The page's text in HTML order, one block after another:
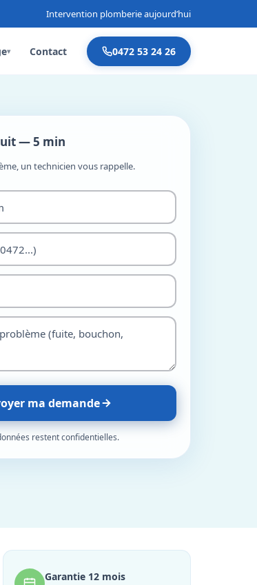
Intervention plomberie aujourd’hui
▾ Contact 0472 53 24 26
— 5 min
un technicien vous rappelle.
ma demande
restent confidentielles.
Garantie 12 mois